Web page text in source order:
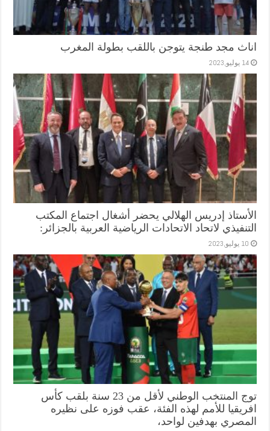
اناث مجد طنجة يتوجن باللقب بطولة المغرب
14 يوليو,2023
الأستاذ إدريس الهلالي يحضر أشغال اجتماع المكتب
التنفيذي لاتحاد الاتحادات الرياضية العربية بالجزائر:
10 يوليو,2023
توج المنتخب الوطني لأقل من 23 سنة بلقب كأس
افريقيا للأمم لهذه الفئة، عقب فوزه على نظيره
المصري بهدفين لواحد،